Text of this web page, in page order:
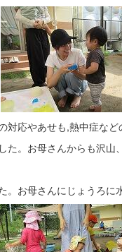
応やあせも,熱中症な
た。お母さんからも沢
お母さんにじょうろに